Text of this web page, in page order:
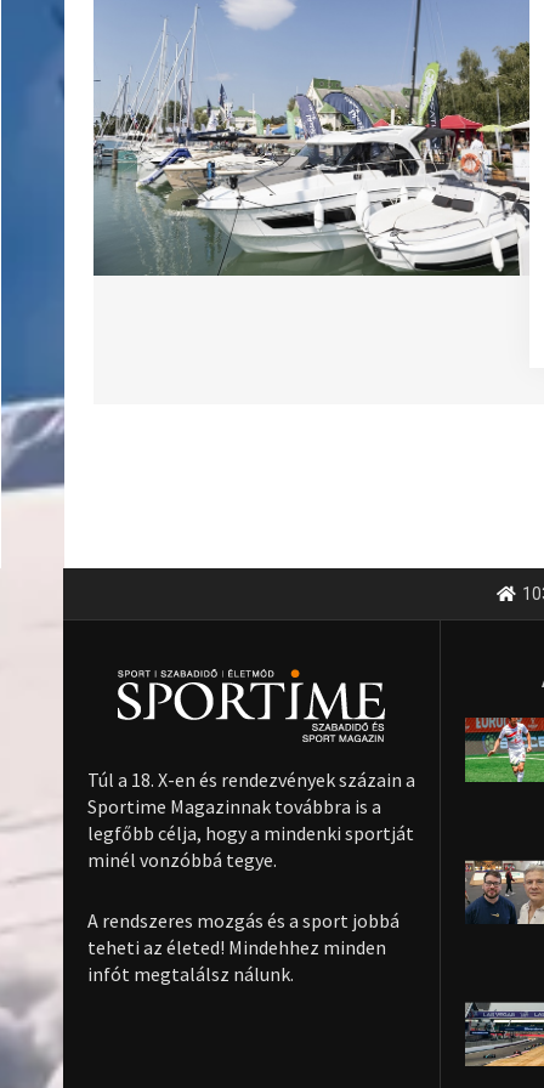
Túl a 18. X-en és rendezvények százain a
Sportime Magazinnak továbbra is a
legfőbb célja, hogy a mindenki sportját
minél vonzóbbá tegye.
A rendszeres mozgás és a sport jobbá
teheti az életed! Mindehhez minden
infót megtalálsz nálunk.